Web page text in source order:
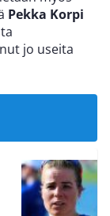
Pekka Korpi
jo useita